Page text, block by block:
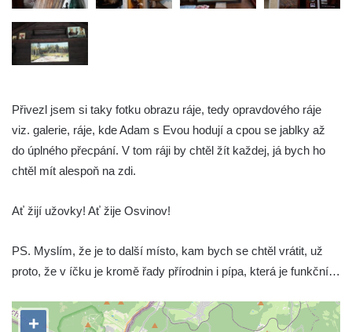
Přivezl jsem si taky fotku obrazu ráje, tedy opravdového ráje
viz. galerie, ráje, kde Adam s Evou hodují a cpou se jablky až
do úplného přecpání. V tom ráji by chtěl žít každej, já bych ho
chtěl mít alespoň na zdi.
Ať žijí užovky! Ať žije Osvinov!
PS. Myslím, že je to další místo, kam bych se chtěl vrátit, už
proto, že v íčku je kromě řady přírodnin i pípa, která je funkční…